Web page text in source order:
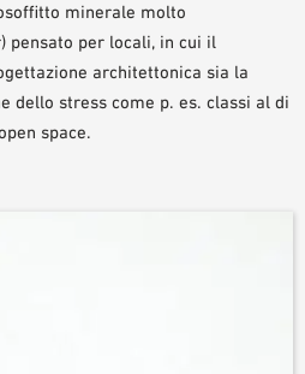
minerale molto
pensato per locali, in cui il
architettonica sia la
dello stress come p. es. classi al di
space.